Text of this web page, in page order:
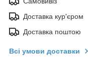
Доставка кур'єром
Доставка поштою
Всі умови доставки